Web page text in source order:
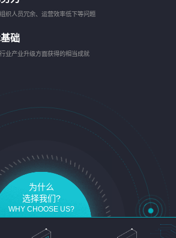
织人员冗余、运营效率低下等问题
础
业产业升级方面获得的相当成就
为什么
选择我们?
WHY CHOOSE US?